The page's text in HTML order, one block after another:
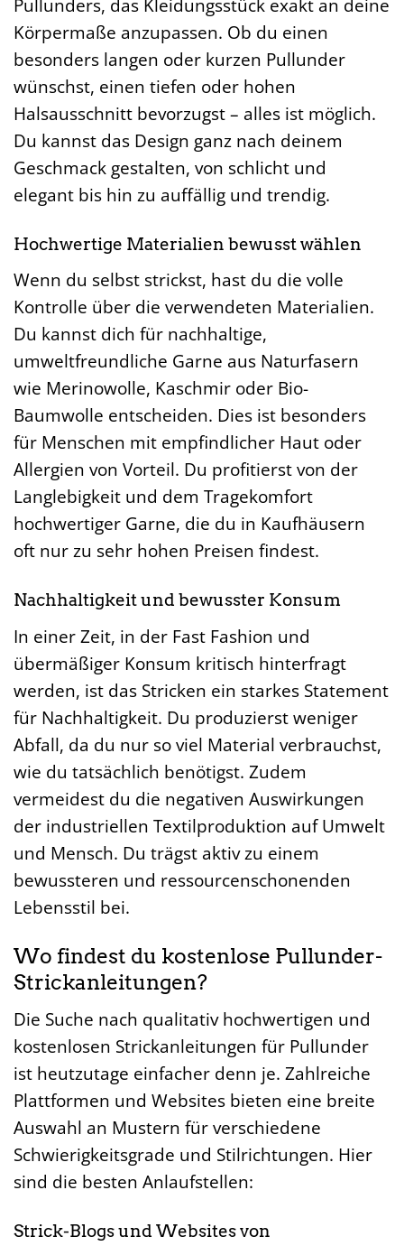
Pullunders, das Kleidungsstück exakt an deine
Körpermaße anzupassen. Ob du einen
besonders langen oder kurzen Pullunder
wünschst, einen tiefen oder hohen
Halsausschnitt bevorzugst – alles ist möglich.
Du kannst das Design ganz nach deinem
Geschmack gestalten, von schlicht und
elegant bis hin zu auffällig und trendig.
Hochwertige Materialien bewusst wählen
Wenn du selbst strickst, hast du die volle
Kontrolle über die verwendeten Materialien.
Du kannst dich für nachhaltige,
umweltfreundliche Garne aus Naturfasern
wie Merinowolle, Kaschmir oder Bio-
Baumwolle entscheiden. Dies ist besonders
für Menschen mit empfindlicher Haut oder
Allergien von Vorteil. Du profitierst von der
Langlebigkeit und dem Tragekomfort
hochwertiger Garne, die du in Kaufhäusern
oft nur zu sehr hohen Preisen findest.
Nachhaltigkeit und bewusster Konsum
In einer Zeit, in der Fast Fashion und
übermäßiger Konsum kritisch hinterfragt
werden, ist das Stricken ein starkes Statement
für Nachhaltigkeit. Du produzierst weniger
Abfall, da du nur so viel Material verbrauchst,
wie du tatsächlich benötigst. Zudem
vermeidest du die negativen Auswirkungen
der industriellen Textilproduktion auf Umwelt
und Mensch. Du trägst aktiv zu einem
bewussteren und ressourcenschonenden
Lebensstil bei.
Wo findest du kostenlose Pullunder-
Strickanleitungen?
Die Suche nach qualitativ hochwertigen und
kostenlosen Strickanleitungen für Pullunder
ist heutzutage einfacher denn je. Zahlreiche
Plattformen und Websites bieten eine breite
Auswahl an Mustern für verschiedene
Schwierigkeitsgrade und Stilrichtungen. Hier
sind die besten Anlaufstellen:
Strick-Blogs und Websites von